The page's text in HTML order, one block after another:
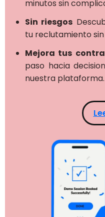
minutos sin
Sin riesgos
tu reclutamiento
Mejora tus
paso hacia
nuestra plataforma.